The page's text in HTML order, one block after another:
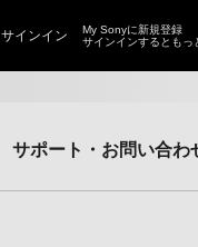
サインイン
My Sonyに新規登録
サインインするともっ
サポート・お問い合わ